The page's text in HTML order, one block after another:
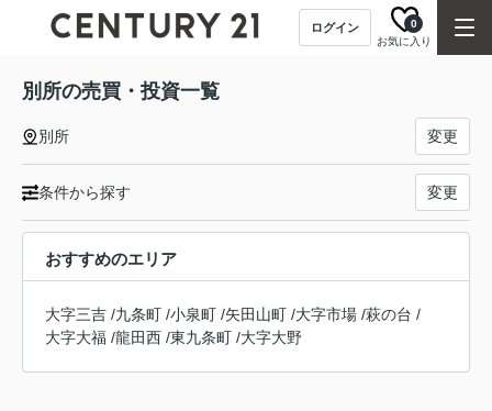
ログイン
お気に入り
0
別所の売買・投資一覧
別所 変更
条件から探す 変更
おすすめのエリア
大字三吉 /九条町 /小泉町 /矢田山町 /大字市場 /萩の台 /
大字大福 /龍田西 /東九条町 /大字大野